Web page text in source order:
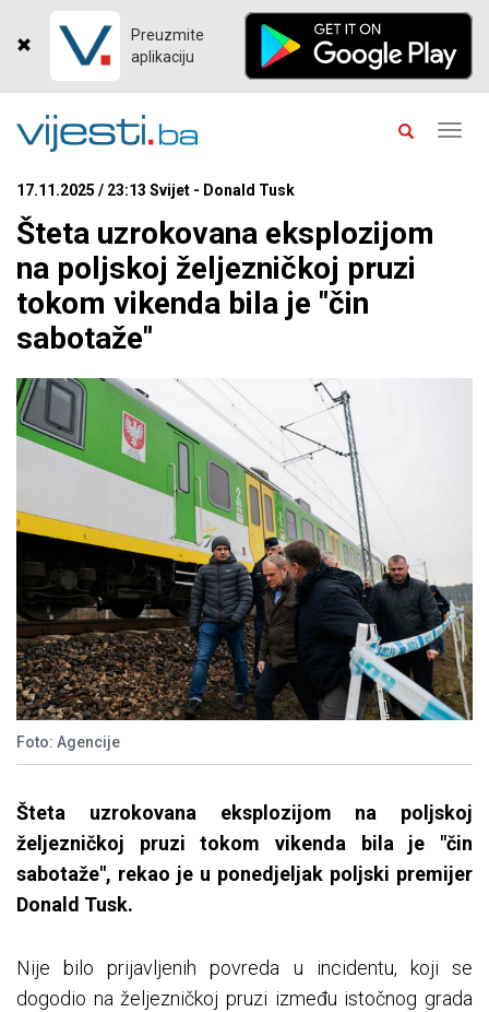
Preuzmite
aplikaciju
17.11.2025 / 23:13 Svijet - Donald Tusk
Šteta uzrokovana eksplozijom
na poljskoj željezničkoj pruzi
tokom vikenda bila je "čin
sabotaže"
Foto: Agencije
Šteta uzrokovana eksplozijom na poljskoj
željezničkoj pruzi tokom vikenda bila je "čin
sabotaže", rekao je u ponedjeljak poljski premijer
Donald Tusk.
Nije bilo prijavljenih povreda u incidentu, koji se
dogodio na željezničkoj pruzi između istočnog grada